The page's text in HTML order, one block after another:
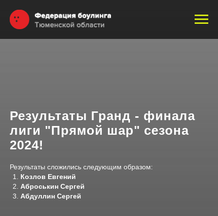
Результаты Гранд - финала
лиги "Прямой шар" сезона
2024!
Результаты сложились следующим образом:
Козлов Евгений
Аброськин Сергей
Абдуллин Сергей